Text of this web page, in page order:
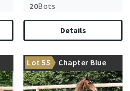
20Bots
Details
Lot 55 Chapter Blue
Chacco-Blue son meets
Aganix du Seigneur